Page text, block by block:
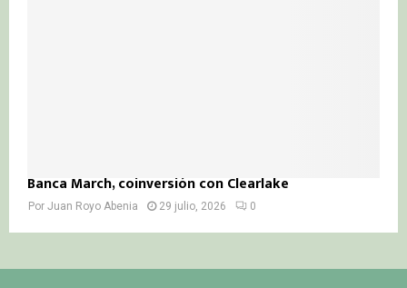
Banca March, coinversión con Clearlake
Por Juan Royo Abenia 29 julio, 2026 0